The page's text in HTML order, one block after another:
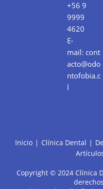
+56 9
9999
4620
E-
mail: cont
acto@odo
ntofobia.c
l
Inicio Clínica Dental
Copyright © 2024 Clínica